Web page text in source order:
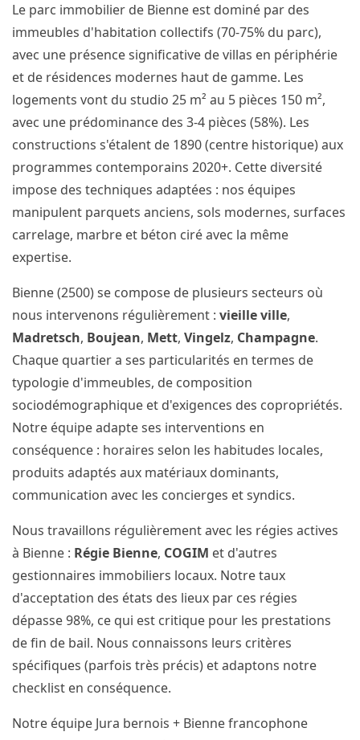
Le parc immobilier de Bienne est dominé par des
immeubles d'habitation collectifs (70-75% du parc),
avec une présence significative de villas en périphérie
et de résidences modernes haut de gamme. Les
logements vont du studio 25 m² au 5 pièces 150 m²,
avec une prédominance des 3-4 pièces (58%). Les
constructions s'étalent de 1890 (centre historique) aux
programmes contemporains 2020+. Cette diversité
impose des techniques adaptées : nos équipes
manipulent parquets anciens, sols modernes, surfaces
carrelage, marbre et béton ciré avec la même
expertise.
Bienne (2500) se compose de plusieurs secteurs où
nous intervenons régulièrement : vieille ville,
Madretsch, Boujean, Mett, Vingelz, Champagne.
Chaque quartier a ses particularités en termes de
typologie d'immeubles, de composition
sociodémographique et d'exigences des copropriétés.
Notre équipe adapte ses interventions en
conséquence : horaires selon les habitudes locales,
produits adaptés aux matériaux dominants,
communication avec les concierges et syndics.
Nous travaillons régulièrement avec les régies actives
à Bienne : Régie Bienne, COGIM et d'autres
gestionnaires immobiliers locaux. Notre taux
d'acceptation des états des lieux par ces régies
dépasse 98%, ce qui est critique pour les prestations
de fin de bail. Nous connaissons leurs critères
spécifiques (parfois très précis) et adaptons notre
checklist en conséquence.
Notre équipe Jura bernois + Bienne francophone